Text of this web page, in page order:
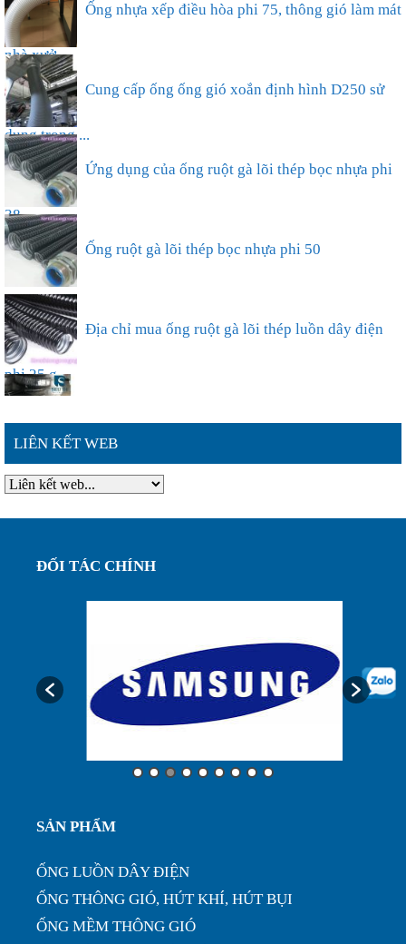
nhà xưở...
dụng trong ...
38...
phi 25 g...
Ống ruột gà lõi thép bọc nhựa phi 63,sự lựa chọn
thông ...
Đặc điểm nổi bật của ống ruột gà lõi thép bọc
nhựa phi ...
Ống luôn dây điện, ống ruột gà lõi thép bọc nhựa
LIÊN KẾT WEB
ĐỐI TÁC CHÍNH
SẢN PHẨM
ỐNG LUỒN DÂY ĐIỆN
ỐNG THÔNG GIÓ, HÚT KHÍ, HÚT BỤI
ỐNG MỀM THÔNG GIÓ